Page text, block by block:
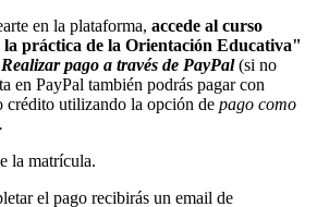
en la plataforma, accede al curso
práctica de la Orientación Educativa"
Realizar pago a través de PayPal(si no
en PayPal también podrás pagar con
crédito utilizando la opción de pago como
la matrícula.
el pago recibirás un email de